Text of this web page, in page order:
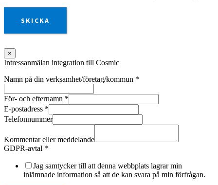
SKICKA
×
Intressanmälan integration till Cosmic
Namn på din verksamhet/företag/kommun *
För- och efternamn *
E-postadress *
Telefonnummer
Kommentar eller meddelande
GDPR-avtal *
Jag samtycker till att denna webbplats lagrar min
inlämnade information så att de kan svara på min förfrågan.